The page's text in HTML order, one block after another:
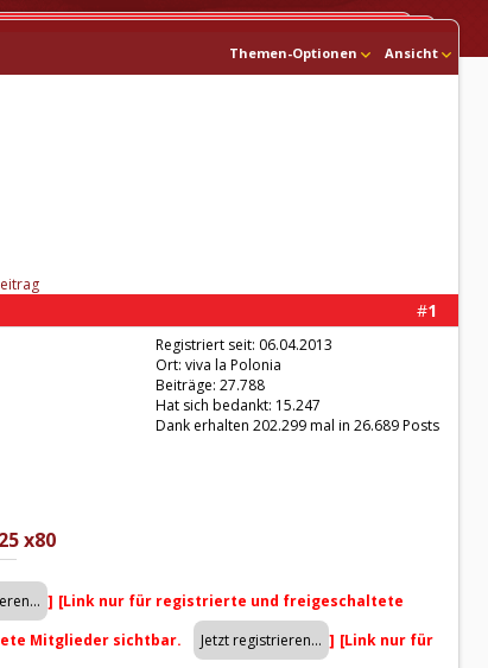
Themen-Optionen Ansicht
#1
Registriert seit: 06.04.2013
Ort: viva la Polonia
Beiträge: 27.788
Hat sich bedankt: 15.247
Dank erhalten 202.299 mal in 26.689 Posts
x80
] [Link nur für registrierte und freigeschaltete
Mitglieder sichtbar. ] [Link nur für